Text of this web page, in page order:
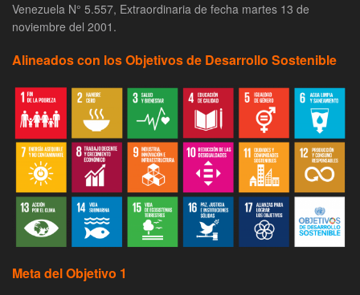
Venezuela N° 5.557, Extraordinaria de fecha martes 13 de
noviembre del 2001.
Alineados con los Objetivos de Desarrollo Sostenible
Meta del Objetivo 1